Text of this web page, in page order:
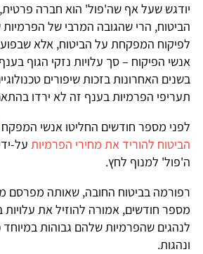
יודגש שעל אף שה'פול' הוא חברה
הביטוח, הרי שהגובה המרבי של הפרמיות
לפיקוח המפקחת על הביטוח, אלא
אנשי הפיקוח – סך עלויות נזקי הגוף
בשנים האחרונות בזכות שיפורים
תעריפי הפרמיות בענף זה לא ירדו
לפני מספר חודשים החליטו אנשי המפקח
הביטוח להוריד את מחירי הפרמיות על-
ה'פול' למנוף לחץ.
רפורמה בביטוח החובה, שאותה מפרסם
מספר חודשים, אמורה להוזיל את עלויות
לנהגים שהפרמיות שלהם גבוהות במיוחד
ונהגות.